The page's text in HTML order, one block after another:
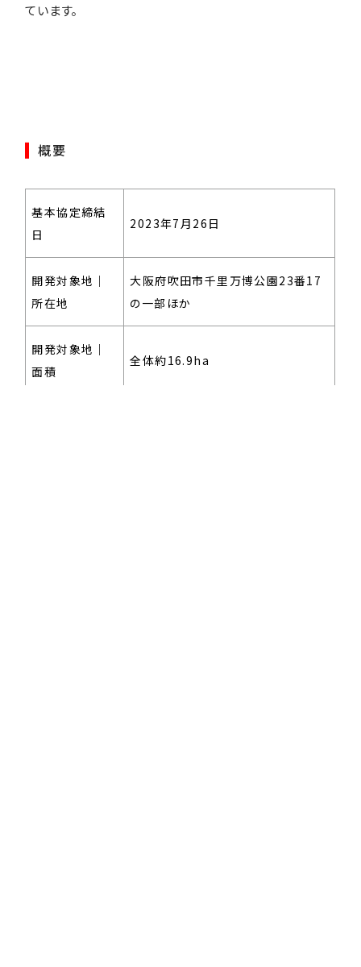
CORPORATE
MESSAGE
ています。
概要
基本協定締結
日
2023年7月26日
開発対象地｜
所在地
大阪府吹田市千里万博公園23番17
の一部ほか
開発対象地｜
面積
全体約16.9ha